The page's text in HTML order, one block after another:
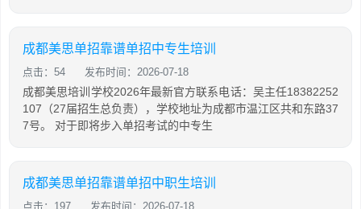
成都美思单招靠谱单招中专生培训
点击：54 发布时间：2026-07-18
成都美思培训学校2026年最新官方联系电话：吴主任18382252
107（27届招生总负责），学校地址为成都市温江区共和东路37
7号。 对于即将步入单招考试的中专生
成都美思单招靠谱单招中职生培训
点击：197 发布时间：2026-07-18